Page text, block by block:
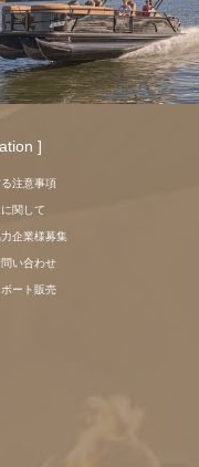
]
注意事項
関して
企業様募集
い合わせ
ート販売